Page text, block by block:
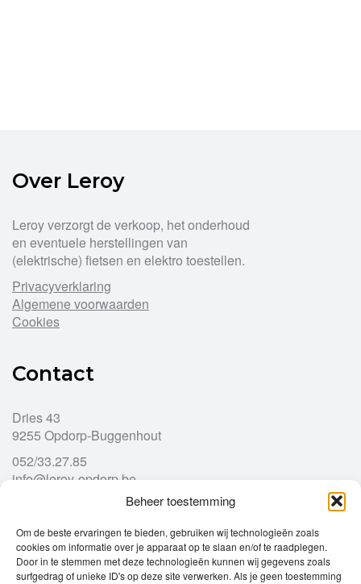
Beheer toestemming
Om de beste ervaringen te bieden, gebruiken wij technologieën zoals
cookies om informatie over je apparaat op te slaan en/of te raadplegen.
Door in te stemmen met deze technologieën kunnen wij gegevens zoals
surfgedrag of unieke ID's op deze site verwerken. Als je geen toestemming
Over Leroy
Leroy verzorgt de verkoop, het onderhoud
en eventuele herstellingen van
(elektrische) fietsen en elektro toestellen.
Privacyverklaring
Algemene voorwaarden
Cookies
Contact
Dries 43
9255 Opdorp-Buggenhout
052/33.27.85
info@leroy-opdorp.be
Openingsuren
Ma
gesloten